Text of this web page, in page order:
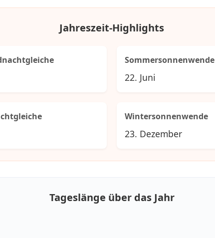
Jahreszeit-Highlights
Sommersonnenwende
22. Juni
Wintersonnenwende
23. Dezember
Tageslänge über das Jahr